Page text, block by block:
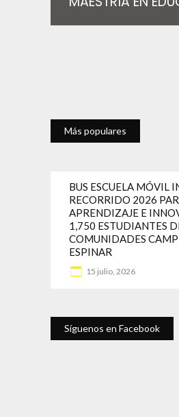
Más populares
BUS ESCUELA MÓVIL
RECORRIDO 2026
APRENDIZAJE E
1,750 ESTUDIANTES
COMUNIDADES
ESPINAR
15 julio, 2026
Síguenos en Facebook